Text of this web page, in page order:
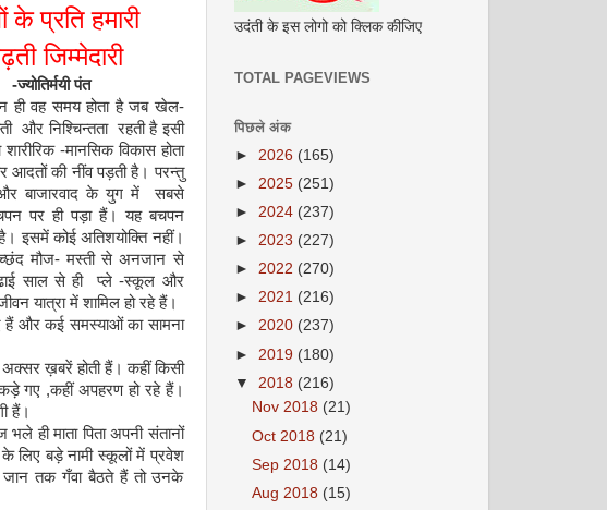
के प्रतिहमारी
जिम्मेदारी
-ज्योतिर्मयी पंत
ही वह समय होता है जब खेल-
और निश्चिन्तता रहती है इसी
-मानसिक विकास होता
आदतों की नींव पड़ती है। परन्तु
बाजारवाद के युग में सबसे
पर ही पड़ा हैं। यह बचपन
इसमें कोई अतिशयोक्ति नहीं।
मौज-मस्ती से अनजान से
साल से ही प्ले-स्कूल और
यात्रा में शामिल हो रहे हैं।
हैं और कई समस्याओं का सामना
ख़बरें होती हैं। कहीं किसी
गए ,कहीं अपहरण हो रहे हैं।
हैं।
माता पिता अपनी संतानों
लिए बड़े नामी स्कूलों में प्रवेश
तक गँवा बैठते हैं तो उनके
उदंती के इस लोगो को क्लिक कीजिए
TOTAL PAGEVIEWS
पिछले अंक
► 2026 (165)
► 2025 (251)
► 2024 (237)
► 2023 (227)
► 2022 (270)
► 2021 (216)
► 2020 (237)
► 2019 (180)
▼ 2018 (216)
Nov 2018 (21)
Oct 2018 (21)
Sep 2018 (14)
Aug 2018 (15)